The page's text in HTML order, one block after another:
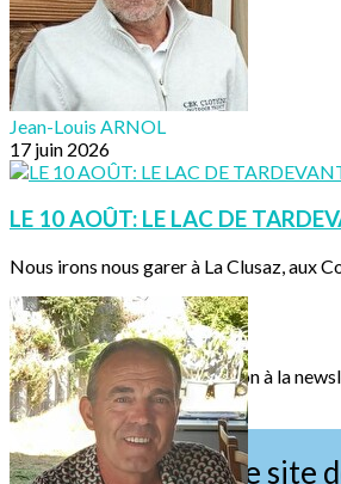
Texte, bouton et/ou inscription à la
Cliquez pour éditer
Bienvenue sur le site
Jean-Louis ARNOL
17 juin 2026
LE 10 AOÛT: LE LAC DE
Nous irons nous garer à La Clusaz, aux